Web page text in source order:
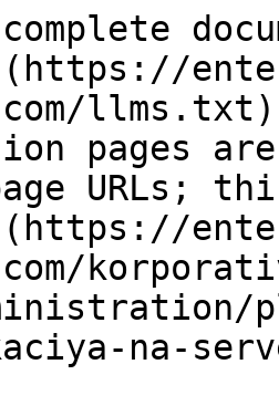
pages
URLs;
na-